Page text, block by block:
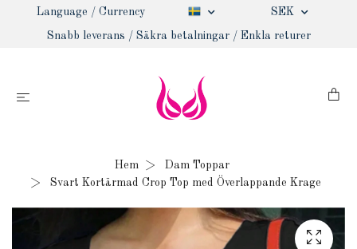
Language / Currency SEK
Snabb leverans / Säkra betalningar / Enkla returer
Hem
Dam Toppar
Svart Kortärmad Crop Top med Överlappande Krage